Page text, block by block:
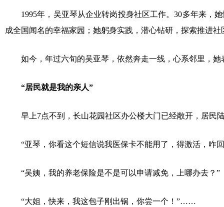
1995年，吴亚琴从企业转岗投身社区工作。30多年来，她
成全国闻名的幸福家园；她躬身实践，潜心钻研，探索推进
如今，年过六旬的吴亚琴，依然奔走一线，心系邻里，她
“居民就是我的亲人”
早上7点不到，长山花园社区办公楼大门已经敞开，居民
“亚琴，你看这个短信说我医保卡不能用了，得激活，咋
“吴姨，我的养老保险是不是可以申请减免，上哪办去？”
“大姐，快来，我这包子刚出锅，你尝一个！”……